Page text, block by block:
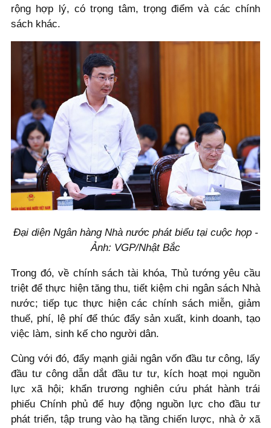
rộng hợp lý, có trọng tâm, trọng điểm và các chính
sách khác.
Đại diện Ngân hàng Nhà nước phát biểu tại cuộc họp -
Ảnh: VGP/Nhật Bắc
Trong đó, về chính sách tài khóa, Thủ tướng yêu cầu
triệt để thực hiện tăng thu, tiết kiệm chi ngân sách Nhà
nước; tiếp tục thực hiện các chính sách miễn, giảm
thuế, phí, lệ phí để thúc đẩy sản xuất, kinh doanh, tạo
việc làm, sinh kế cho người dân.
Cùng với đó, đẩy mạnh giải ngân vốn đầu tư công, lấy
đầu tư công dẫn dắt đầu tư tư, kích hoạt mọi nguồn
lực xã hội; khẩn trương nghiên cứu phát hành trái
phiếu Chính phủ để huy động nguồn lực cho đầu tư
phát triển, tập trung vào hạ tầng chiến lược, nhà ở xã